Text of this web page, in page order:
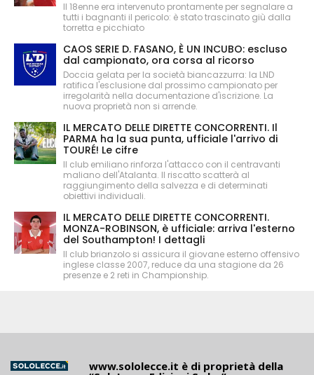
Il 18enne era intervenuto prontamente per segnalare a
tutti i bagnanti il pericolo: è stato trascinato giù dalla
torretta e picchiato
CAOS SERIE D. FASANO, È UN INCUBO: escluso
dal campionato, ora corsa al ricorso
Doccia gelata per la società biancazzurra: la LND
ratifica l'esclusione dal prossimo campionato per
irregolarità nella documentazione d'iscrizione. La
nuova proprietà non si arrende.
IL MERCATO DELLE DIRETTE CONCORRENTI. Il
PARMA ha la sua punta, ufficiale l'arrivo di
TOURÉ! Le cifre
Il club emiliano rinforza l'attacco con il centravanti
maliano dell'Atalanta. Il riscatto scatterà al
raggiungimento della salvezza e di determinati
obiettivi individuali.
IL MERCATO DELLE DIRETTE CONCORRENTI.
MONZA-ROBINSON, è ufficiale: arriva l'esterno
del Southampton! I dettagli
Il club brianzolo si assicura il giovane esterno offensivo
inglese classe 2007, reduce da una stagione da 26
presenze e 2 reti in Championship.
www.sololecce.it è di proprietà della